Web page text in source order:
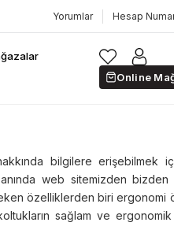
Yorumlar Hesap
Online
bilgilere erişebilmek
web sitemizden bizden
özelliklerden biri ergonomi
sağlam ve